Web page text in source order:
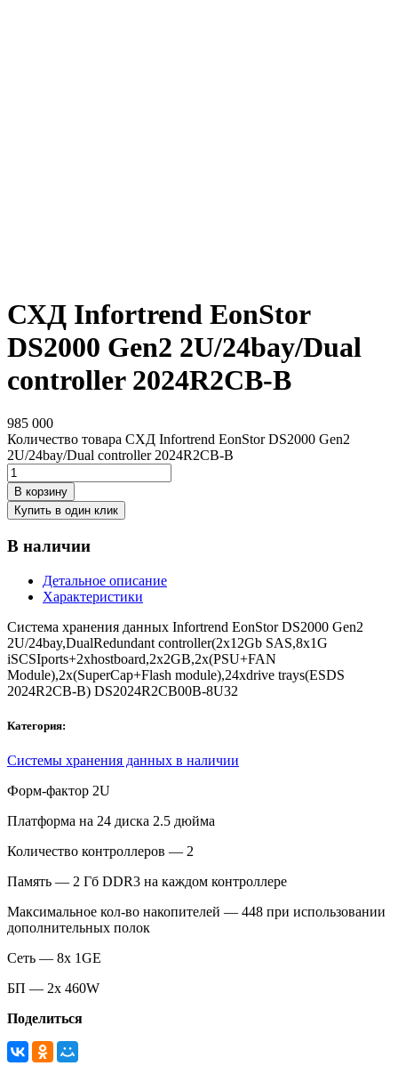
СХД Infortrend EonStor
DS2000 Gen2 2U/24bay/Dual
controller 2024R2CB-B
985 000
Количество товара СХД Infortrend EonStor DS2000 Gen2
2U/24bay/Dual controller 2024R2CB-B
В корзину
Купить в один клик
В наличии
Детальное описание
Характеристики
Система хранения данных Infortrend EonStor DS2000 Gen2
2U/24bay,DualRedundant controller(2x12Gb SAS,8x1G
iSCSIports+2xhostboard,2x2GB,2x(PSU+FAN
Module),2x(SuperCap+Flash module),24xdrive trays(ESDS
2024R2CB-B) DS2024R2CB00B-8U32
Категория:
Системы хранения данных в наличии
Форм-фактор 2U
Платформа на 24 диска 2.5 дюйма
Количество контроллеров — 2
Память — 2 Гб DDR3 на каждом контроллере
Максимальное кол-во накопителей — 448 при использовании
дополнительных полок
Сеть — 8х 1GE
БП — 2x 460W
Поделиться